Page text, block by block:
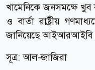
খামেনিকে জনসমক্ষে খুব
ও বার্তা রাষ্ট্রীয়
জানিয়েছে
সূত্র:আল-জাজিরা